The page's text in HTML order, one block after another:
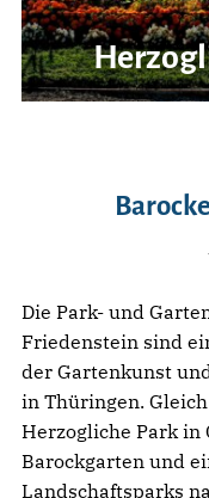
Die Park- und
Friedenstein sind
der Gartenkunst
in Thüringen.
Herzogliche Park in
Barockgarten und
Landschaftsparks